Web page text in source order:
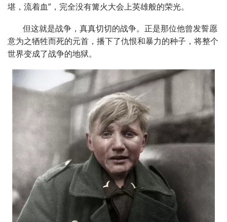
堪，流着血”，完全没有篝火大会上英雄般的荣光。
但这就是战争，真真切切的战争。正是那位他曾发誓愿
意为之牺牲而死的元首，播下了仇恨和暴力的种子，将整个
世界变成了战争的地狱。